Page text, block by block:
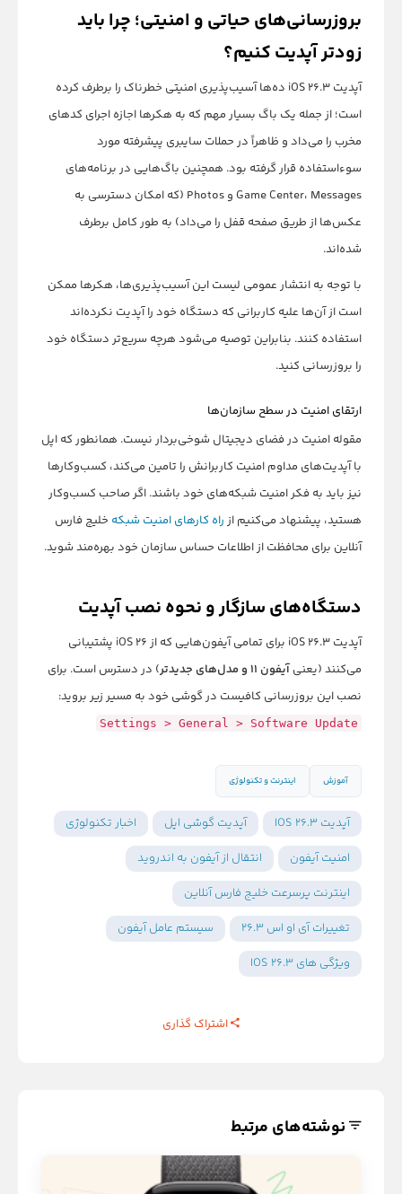
بروزرسانی‌های حیاتی و امنیتی؛ چرا باید
زودتر آپدیت کنیم؟
آپدیت iOS 26.3 ده‌ها آسیب‌پذیری امنیتی خطرناک را برطرف کرده
است؛ از جمله یک باگ بسیار مهم که به هکرها اجازه اجرای کدهای
مخرب را می‌داد و ظاهراً در حملات سایبری پیشرفته مورد
سوءاستفاده قرار گرفته بود. همچنین باگ‌هایی در برنامه‌های
Game Center، Messages و Photos (که امکان دسترسی به
عکس‌ها از طریق صفحه قفل را می‌داد) به طور کامل برطرف
شده‌اند.
با توجه به انتشار عمومی لیست این آسیب‌پذیری‌ها، هکرها ممکن
است از آن‌ها علیه کاربرانی که دستگاه خود را آپدیت نکرده‌اند
استفاده کنند. بنابراین توصیه می‌شود هرچه سریع‌تر دستگاه خود
را بروزرسانی کنید.
ارتقای امنیت در سطح سازمان‌ها
مقوله امنیت در فضای دیجیتال شوخی‌بردار نیست. همانطور که اپل
با آپدیت‌های مداوم امنیت کاربرانش را تامین می‌کند، کسب‌وکارها
نیز باید به فکر امنیت شبکه‌های خود باشند. اگر صاحب کسب‌وکار
هستید، پیشنهاد می‌کنیم از راه کارهای امنیت شبکه خلیج فارس
آنلاین برای محافظت از اطلاعات حساس سازمان خود بهره‌مند شوید.
دستگاه‌های سازگار و نحوه نصب آپدیت
آپدیت iOS 26.3 برای تمامی آیفون‌هایی که از iOS 26 پشتیبانی
می‌کنند (یعنی آیفون ۱۱ و مدل‌های جدیدتر
) در دسترس است. برای
نصب این بروزرسانی کافیست در گوشی خود به مسیر زیر بروید:
Settings > General > Software Update
آموزش اینترنت و تکنولوژی
آپدیت IOS 26.3 آپدیت گوشی اپل
اخبار تکنولوژی
امنیت آیفون
انتقال از آیفون به اندروید
اینترنت پرسرعت خلیج فارس آنلاین
تغییرات آی او اس 26.3
سیستم عامل آیفون
ویژگی های IOS 26.3
اشتراک گذاری
نوشته‌های مرتبط